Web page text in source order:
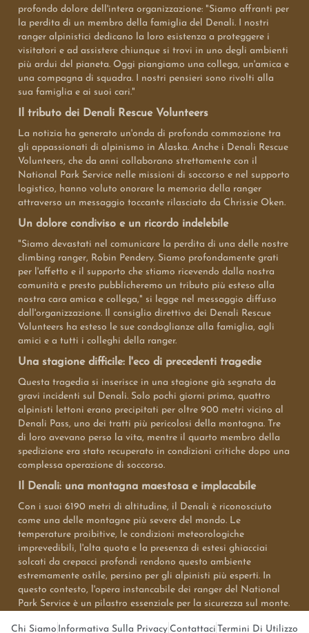
profondo dolore dell'intera organizzazione: "Siamo affranti per
la perdita di un membro della famiglia del Denali. I nostri
ranger alpinistici dedicano la loro esistenza a proteggere i
visitatori e ad assistere chiunque si trovi in uno degli ambienti
più ardui del pianeta. Oggi piangiamo una collega, un'amica e
una compagna di squadra. I nostri pensieri sono rivolti alla
sua famiglia e ai suoi cari."
Il tributo dei Denali Rescue Volunteers
La notizia ha generato un'onda di profonda commozione tra
gli appassionati di alpinismo in Alaska. Anche i Denali Rescue
Volunteers, che da anni collaborano strettamente con il
National Park Service nelle missioni di soccorso e nel supporto
logistico, hanno voluto onorare la memoria della ranger
attraverso un messaggio toccante rilasciato da Chrissie Oken.
Un dolore condiviso e un ricordo indelebile
"Siamo devastati nel comunicare la perdita di una delle nostre
climbing ranger, Robin Pendery. Siamo profondamente grati
per l'affetto e il supporto che stiamo ricevendo dalla nostra
comunità e presto pubblicheremo un tributo più esteso alla
nostra cara amica e collega," si legge nel messaggio diffuso
dall'organizzazione. Il consiglio direttivo dei Denali Rescue
Volunteers ha esteso le sue condoglianze alla famiglia, agli
amici e a tutti i colleghi della ranger.
Una stagione difficile: l'eco di precedenti tragedie
Questa tragedia si inserisce in una stagione già segnata da
gravi incidenti sul Denali. Solo pochi giorni prima, quattro
alpinisti lettoni erano precipitati per oltre 900 metri vicino al
Denali Pass, uno dei tratti più pericolosi della montagna. Tre
di loro avevano perso la vita, mentre il quarto membro della
spedizione era stato recuperato in condizioni critiche dopo una
complessa operazione di soccorso.
Il Denali: una montagna maestosa e implacabile
Con i suoi 6190 metri di altitudine, il Denali è riconosciuto
come una delle montagne più severe del mondo. Le
temperature proibitive, le condizioni meteorologiche
imprevedibili, l'alta quota e la presenza di estesi ghiacciai
solcati da crepacci profondi rendono questo ambiente
estremamente ostile, persino per gli alpinisti più esperti. In
questo contesto, l'opera instancabile dei ranger del National
Park Service è un pilastro essenziale per la sicurezza sul monte.
Chi Siamo Informativa Sulla Privacy Contattaci Termini Di Utilizzo